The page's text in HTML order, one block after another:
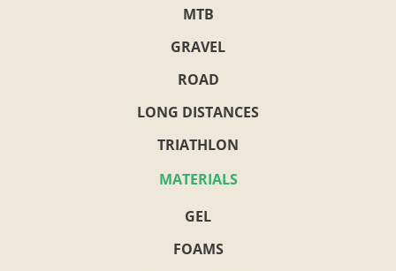
MTB
GRAVEL
ROAD
LONG DISTANCES
TRIATHLON
MATERIALS
GEL
FOAMS